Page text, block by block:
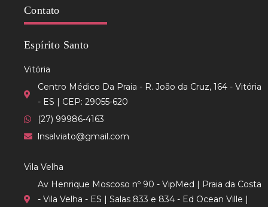
Contato
Espírito Santo
Vitória
Centro Médico Da Praia - R. João da Cruz, 164 - Vitória
- ES | CEP: 29055-620
(27) 99986-4163
lnsalviato@gmail.com
Vila Velha
Av Henrique Moscoso nº 90 - VipMed | Praia da Costa
- Vila Velha - ES | Salas 833 e 834 - Ed Ocean Ville |